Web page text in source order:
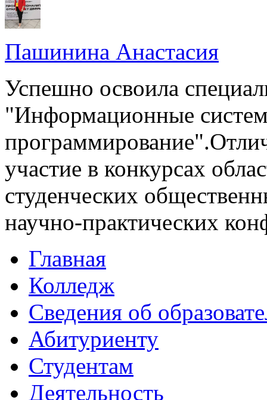
Пашинина Анастасия
Успешно освоила
"Информационные
участие в конкурсах
студенческих
научно-практических
Главная
Колледж
Сведения об
Абитуриенту
Студентам
Деятельность